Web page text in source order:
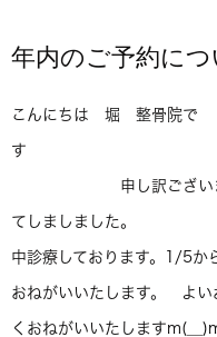
年内のご予約につ
こんにちは 堀 整骨院で
申し訳ございません
てしましまし
中診療しております。1/5か
おねがいいたします。 よい
くおねがいいたします